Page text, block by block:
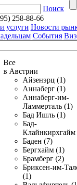
Поиск
258-88-66
услуги Новости
События
Все
в Австрии
Айзенэрц (1)
Аннаберг (1)
Аннаберг-им-
Ламмерталь (1)
Бад Ишль (1)
Бад-
Клайнкирхгайм
Баден (7)
Бергхайм (1)
Брамберг (2)
Бриксен-им-
(1)